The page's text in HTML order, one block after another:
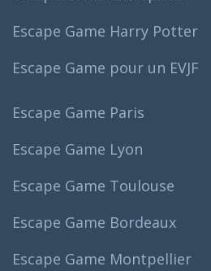
Escape Game Harry Potter
Escape Game pour un EVJF
Escape Game Paris
Escape Game Lyon
Escape Game Toulouse
Escape Game Bordeaux
Escape Game Montpellier